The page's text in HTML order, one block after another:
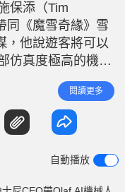
n
n
r
e
保添（Tim
同《魔雪奇緣》雪
，他說遊客將可以
仿真度極高的機械
發，今年3月英偉
公司的GTC大會上
添在業績發佈會上
緩緩步向舞台中
閱讀更多
自動播放